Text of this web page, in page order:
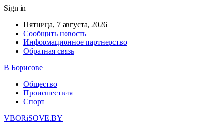
Sign in
Пятница, 7 августа, 2026
Сообщить новость
Информационное партнерство
Обратная связь
В Борисове
Общество
Происшествия
Спорт
VBORiSOVE.BY